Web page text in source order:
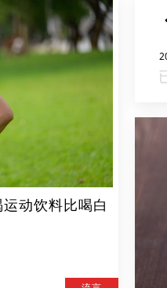
动饮料比喝白